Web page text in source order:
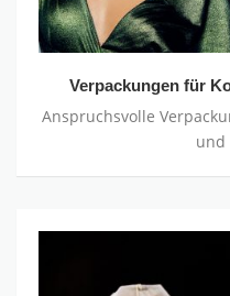
Verpackungen für
Anspruchsvolle
und
Teeumbeutel-